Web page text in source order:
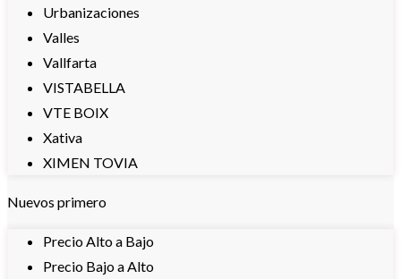
Urbanizaciones
Valles
Vallfarta
VISTABELLA
VTE BOIX
Xativa
XIMEN TOVIA
Nuevos primero
Precio Alto a Bajo
Precio Bajo a Alto